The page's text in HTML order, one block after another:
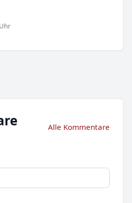
Alle Kommentare